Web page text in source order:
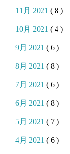
11月 2021( 8 )
10月 2021( 4 )
9月 2021( 6 )
8月 2021( 8 )
7月 2021( 6 )
6月 2021( 8 )
5月 2021( 7 )
4月 2021( 6 )